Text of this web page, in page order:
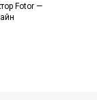
Fotor —